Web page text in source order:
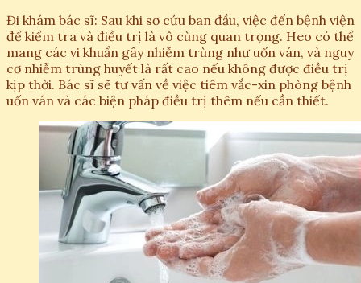
Đi khám bác sĩ: Sau khi sơ cứu ban đầu, việc đến bệnh viện
để kiểm tra và điều trị là vô cùng quan trọng. Heo có thể
mang các vi khuẩn gây nhiễm trùng như uốn ván, và nguy
cơ nhiễm trùng huyết là rất cao nếu không được điều trị
kịp thời. Bác sĩ sẽ tư vấn về việc tiêm vắc-xin phòng bệnh
uốn ván và các biện pháp điều trị thêm nếu cần thiết.